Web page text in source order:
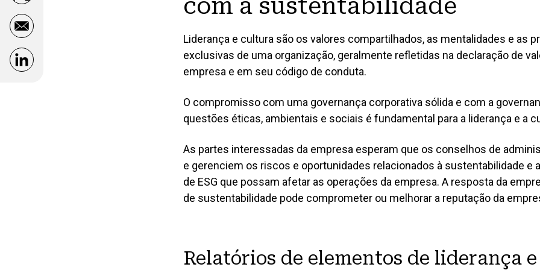
Modelo de estrutura do relatório anual
Orientação para relatórios 2 Estratégia
2.2 Modelo de
2.3 Ambiente
2.4 Engajamento
3 Visão Geral
Oportunidades
3.1
4
4.3 Desempenho
Opens in a new window
com a sustentabilidade
Liderança e cultura são os valores compartilhados, as mentalidades e as
exclusivas de uma organização, geralmente refletidas na declaração de
empresa e em seu código de conduta.
O compromisso com uma governança corporativa sólida e com a
questões éticas, ambientais e sociais é fundamental para a liderança e a
As partes interessadas da empresa esperam que os conselhos de
e gerenciem os riscos e oportunidades relacionados à sustentabilidade e
de ESG que possam afetar as operações da empresa. A resposta da
de sustentabilidade pode comprometer ou melhorar a reputação da
Relatórios de elementos de liderança